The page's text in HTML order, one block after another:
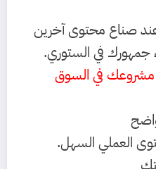
صناع محتوى آخرين
جمهورك في الستوري.
مشروعك في السوق
العملي السهل.